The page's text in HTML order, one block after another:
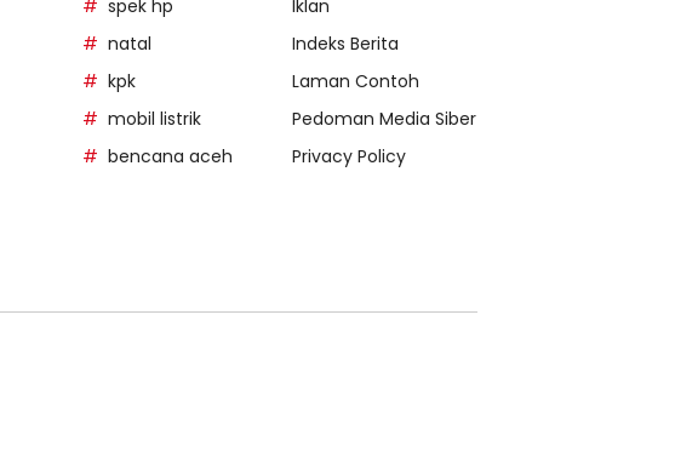
spek hp
natal
kpk
mobil listrik
bencana aceh
Iklan
Indeks Berita
Laman Contoh
Pedoman Media Siber
Privacy Policy